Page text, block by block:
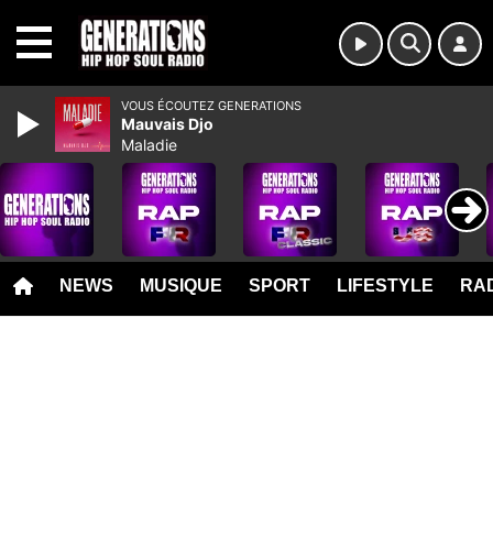
NEWS MUSIQUE SPORT LIFESTYLE
VOUS ÉCOUTEZ GENERATIONS
Mauvais Djo
Maladie